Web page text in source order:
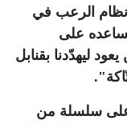
"نظام الرعب في
على
ليهدّدنا بقنابل
على سلسلة من